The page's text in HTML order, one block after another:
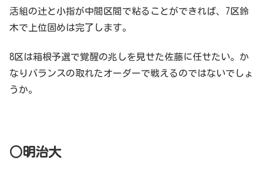
活組の辻と小指が中間区間で粘ることができれば、7区鈴
木で上位固めは完了します。
8区は箱根予選で覚醒の兆しを見せた佐藤に任せたい。か
なりバランスの取れたオーダーで戦えるのではないでしょ
うか。
○明治大